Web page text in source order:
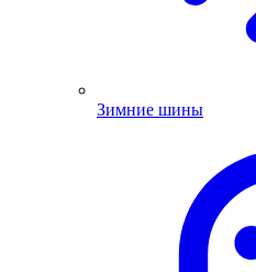
Зимние шины